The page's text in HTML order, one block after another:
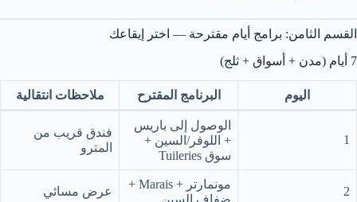
القسم الثامن: برامج أيام مقترحة — اختر إيقاعك
7 أيام (مدن + أسواق + ثلج)
اليوم البرنامج المقترح ملاحظات انتقالية
1
الوصول إلى باريس
+ اللوفر/السين +
سوق Tuileries
فندق قريب من
المترو
2
مونمارتر + Marais +
ضفاف السين
عرض مسائي